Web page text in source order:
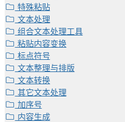
特殊粘贴
文本处理
组合文本处理工具
粘贴内容变换
标点符号
文本整理与排版
文本转换
其它文本处理
加序号
内容生成